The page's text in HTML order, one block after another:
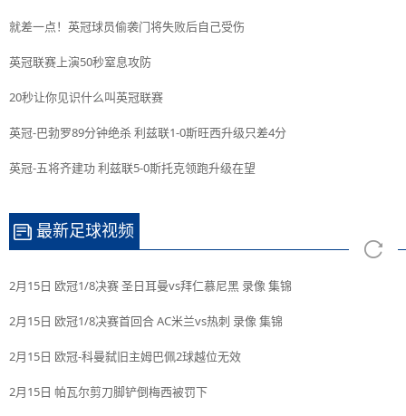
就差一点！英冠球员偷袭门将失败后自己受伤
英冠联赛上演50秒窒息攻防
20秒让你见识什么叫英冠联赛
英冠-巴勃罗89分钟绝杀 利兹联1-0斯旺西升级只差4分
英冠-五将齐建功 利兹联5-0斯托克领跑升级在望
最新足球视频
2月15日 欧冠1/8决赛 圣日耳曼vs拜仁慕尼黑 录像 集锦
2月15日 欧冠1/8决赛首回合 AC米兰vs热刺 录像 集锦
2月15日 欧冠-科曼弑旧主姆巴佩2球越位无效
2月15日 帕瓦尔剪刀脚铲倒梅西被罚下